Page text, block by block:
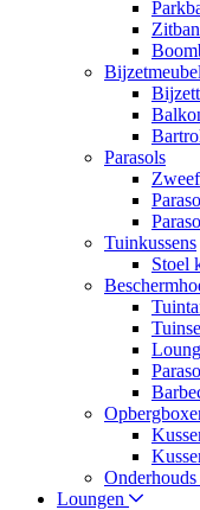
Parasols
Tuinkussens
Stoel
Loungen